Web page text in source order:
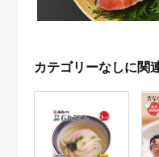
カテゴリーなしに関